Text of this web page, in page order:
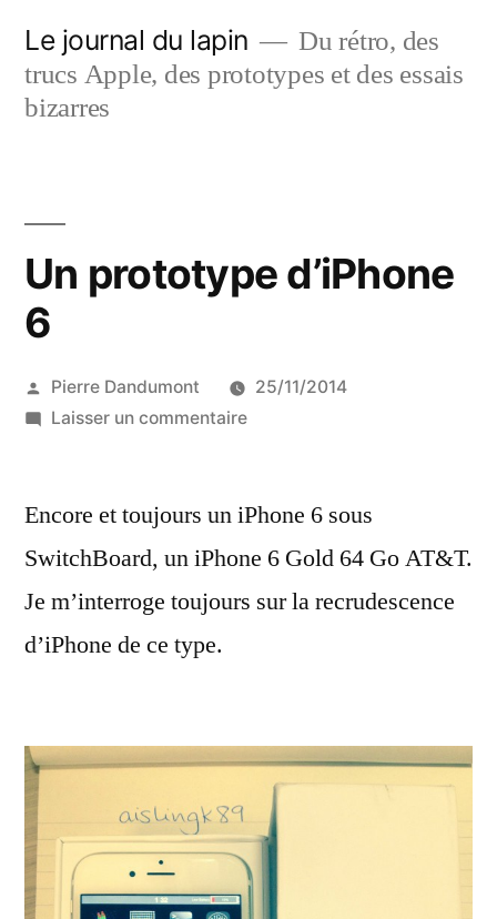
contenu
Le journal du lapin
Du rétro, des
trucs Apple, des prototypes et des essais
bizarres
Un prototype d’iPhone
6
Publié
par
Pierre Dandumont
25/11/2014
Laisser un commentairesur
d’iPhone
Encore et toujours un iPhone 6 sous
SwitchBoard, un iPhone 6 Gold 64 Go AT&T.
Je m’interroge toujours sur la recrudescence
d’iPhone de ce type.